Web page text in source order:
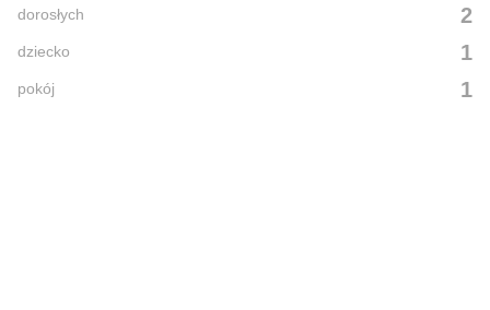
2
dorosłych
1
dziecko
1
pokój